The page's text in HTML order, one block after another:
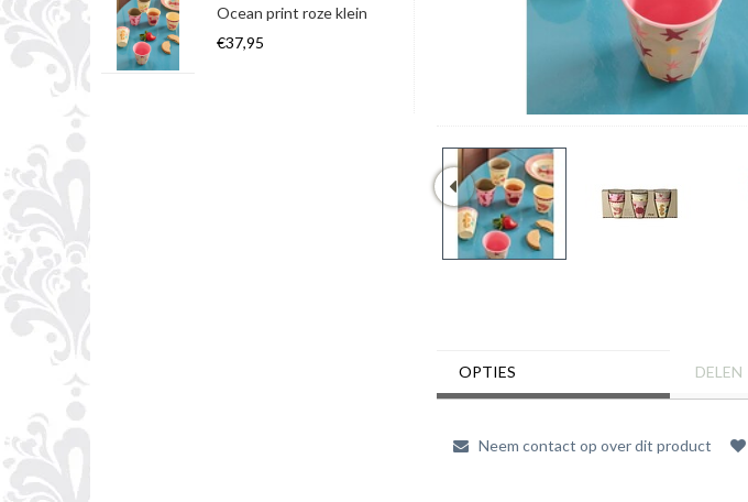
Ocean print roze klein
€37,95
OPTIES DELEN
Neem contact op over dit product